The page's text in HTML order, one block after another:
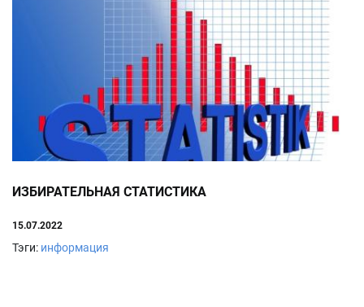
ИЗБИРАТЕЛЬНАЯ СТАТИСТИКА
15.07.2022
Тэги: информация